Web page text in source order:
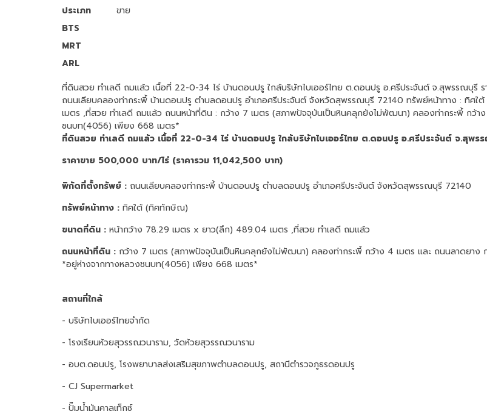
ประเภท
ขาย
BTS
MRT
ARL
ที่ดินสวย ทำเลดี ถมแล้ว เนื้อที่ 22-0-34 ไร่ บ้านดอนปรู ใกล้บริษัทไบเออร์ไทย ต.ดอนปรู อ.ศรีประจันต์ จ.สุพรรณบุ
ถนนเลียบคลองท่ากระพี้ บ้านดอนปรู ตำบลดอนปรู อำเภอศรีประจันต์ จังหวัดสุพรรณบุรี 72140 ทรัพย์หน้าทาง : ทิ
เมตร ,ที่สวย ทำเลดี ถมแล้ว ถนนหน้าที่ดิน : กว้าง 7 เมตร (สภาพปัจจุบันเป็นหินคลุกยังไม่พัฒนา) คลองท่ากระพี้ กว้า
ชนบท(4056) เพียง 668 เมตร*
ที่ดินสวย ทำเลดี ถมแล้ว เนื้อที่ 22-0-34 ไร่ บ้านดอนปรู ใกล้บริษัทไบเออร์ไทย ต.ดอนปรู อ.ศรีประจันต์ จ.สุพร
ราคาขาย 500,000 บาท/ไร่ (ราคารวม 11,042,500 บาท)
พิกัดที่ตั้งทรัพย์ : ถนนเลียบคลองท่ากระพี้ บ้านดอนปรู ตำบลดอนปรู อำเภอศรีประจันต์ จังหวัดสุพรรณบุรี 72140
ทรัพย์หน้าทาง : ทิศใต้ (ทิศทักษิณ)
ขนาดที่ดิน : หน้ากว้าง 78.29 เมตร x ยาว(ลึก) 489.04 เมตร ,ที่สวย ทำเลดี ถมแล้ว
ถนนหน้าที่ดิน : กว้าง 7 เมตร (สภาพปัจจุบันเป็นหินคลุกยังไม่พัฒนา) คลองท่ากระพี้ กว้าง 4 เมตร และ ถนนลาดยาง
*อยู่ห่างจากทางหลวงชนบท(4056) เพียง 668 เมตร*
สถานที่ใกล้
- บริษัทไบเออร์ไทยจำกัด
- โรงเรียนห้วยสุวรรณวนาราม, วัดห้วยสุวรรณวนาราม
- อบต.ดอนปรู, โรงพยาบาลส่งเสริมสุขภาพตำบลดอนปรู, สถานีตำรวจภูธรดอนปรู
- CJ Supermarket
- ปั๊มน้ำมันคาลเท็กซ์